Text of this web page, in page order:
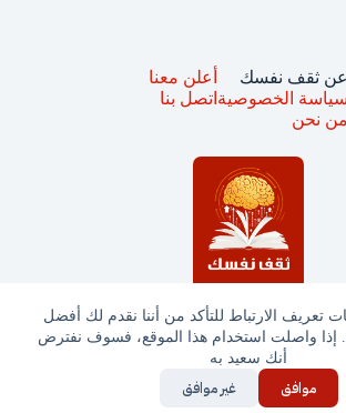
تعريف الارتباط للتأكد من أننا نقدم لك أفضل
إذا واصلت استخدام هذا الموقع، فسوف نفترض
أنك سعيد به
موافق غير موافق
محفوظة © ثقف نفسك 2025
عن ثقف نفسك
سياسة الخصوصية
من نحن
أعلن معنا
اتصل بنا